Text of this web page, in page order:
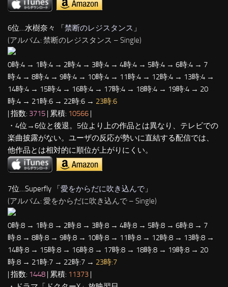
6位…水樹奈々 「 禁断のレジスタンス 」
(アルバム: 禁断のレジスタンス – Single)
0時:4 → 1時:4 → 2時:4 → 3時:4 → 4時:4 → 5時:4 → 6時:4 → 7
時:4 → 8時:4 → 9時:4 → 10時:4 → 11時:4 → 12時:4 → 13時:4 →
14時:4 → 15時:4 → 16時:4 → 17時:4 → 18時:4 → 19時:4 → 20
時:4 → 21時:6 → 22時:6 → 23時:6
| 指数: 3715 | 累積: 10566
・4位→6位と後退。5位より上の作品とは異なり、テレビでの
楽曲披露がない。ユーザの反応が勢いに直結する配信では、
他作品とは相対的に順位が上がりにくい。
7位…Superfly 「愛をからだに吹き込んで 」
(アルバム: 愛をからだに吹き込んで – Single)
0時:8 → 1時:8 → 2時:8 → 3時:8 → 4時:8 → 5時:8 → 6時:8 → 7
時:8 → 8時:8 → 9時:8 → 10時:8 → 11時:8 → 12時:8 → 13時:8 →
14時:8 → 15時:8 → 16時:8 → 17時:8 → 18時:8 → 19時:8 → 20
時:8 → 21時:7 → 22時:7 → 23時:7
| 指数: 1448 | 累積: 11373 |